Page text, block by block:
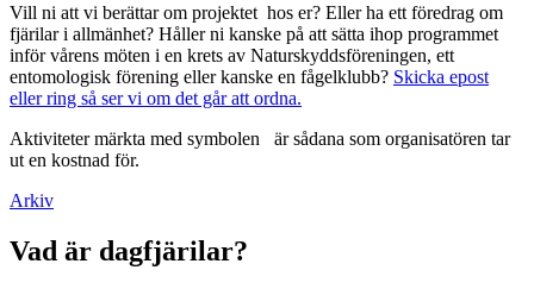
Vill ni att vi berättar om projektet hos er? Eller ha ett föredrag om
fjärilar i allmänhet? Håller ni kanske på att sätta ihop programmet
inför vårens möten i en krets av Naturskyddsföreningen, ett
entomologisk förening eller kanske en fågelklubb? Skicka epost
eller ring så ser vi om det går att ordna.
Aktiviteter märkta med symbolen
är sådana som organisatören tar
ut en kostnad för.
Arkiv
Vad är dagfjärilar?